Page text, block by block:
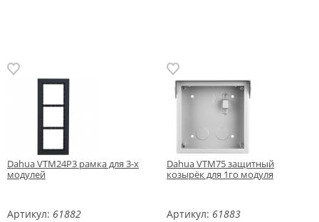
Dahua VTM24P3 рамка для 3-х
модулей
Артикул: 61882
Dahua VTM75 защитный
козырёк для 1го модуля
Артикул: 61883